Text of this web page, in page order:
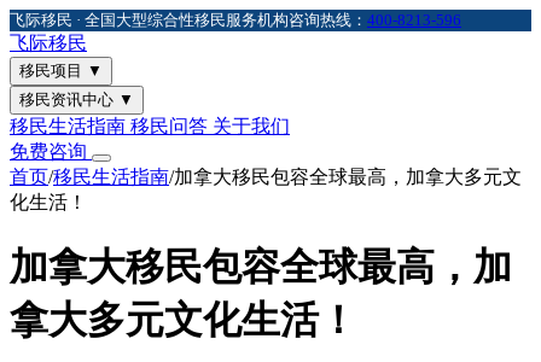
飞际移民 · 全国大型综合性移民服务机构咨询热线： 400-8213-596
飞际移民
移民项目 ▼
移民资讯中心 ▼
移民生活指南 移民问答 关于我们
免费咨询
首页/移民生活指南/加拿大移民包容全球最高，加拿大多元文
化生活！
加拿大移民包容全球最高，加
拿大多元文化生活！